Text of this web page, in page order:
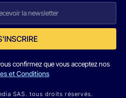
confirmez que vous acceptez nos
et Conditions
SAS. tous droits réservés.